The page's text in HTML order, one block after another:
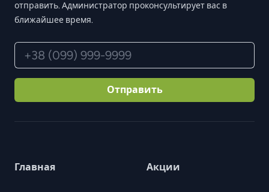
отправить. Администратор проконсультирует вас в
ближайшее время.
Телефон
Отправить
Главная Акции